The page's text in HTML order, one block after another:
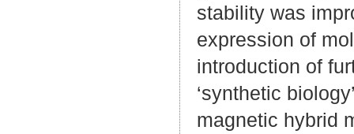
stability was
expression of
introduction of
‘synthetic
magnetic hybrid